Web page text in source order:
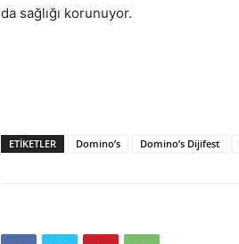
da sağlığı korunuyor.
ETIKETLER Domino’s Domino’s Dijifest